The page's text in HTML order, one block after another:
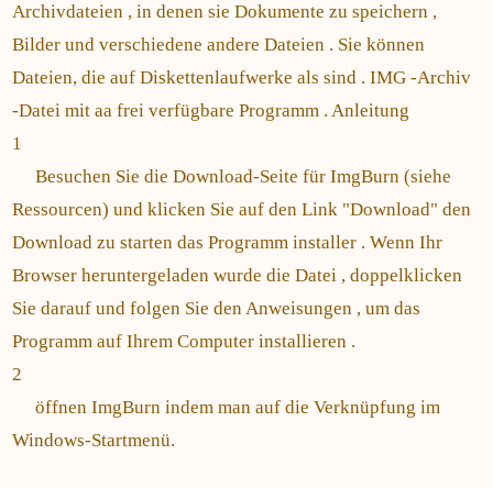
Archivdateien , in denen sie Dokumente zu speichern ,
Bilder und verschiedene andere Dateien . Sie können
Dateien, die auf Diskettenlaufwerke als sind . IMG -Archiv
-Datei mit aa frei verfügbare Programm . Anleitung
1
Besuchen Sie die Download-Seite für ImgBurn (siehe
Ressourcen) und klicken Sie auf den Link "Download" den
Download zu starten das Programm installer . Wenn Ihr
Browser heruntergeladen wurde die Datei , doppelklicken
Sie darauf und folgen Sie den Anweisungen , um das
Programm auf Ihrem Computer installieren .
2
öffnen ImgBurn indem man auf die Verknüpfung im
Windows-Startmenü.